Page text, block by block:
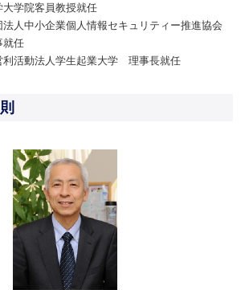
大学院客員教授就任
法人中小企業個人情報セキュリティー推進協会
就任
利活動法人学生起業大学 理事長就任